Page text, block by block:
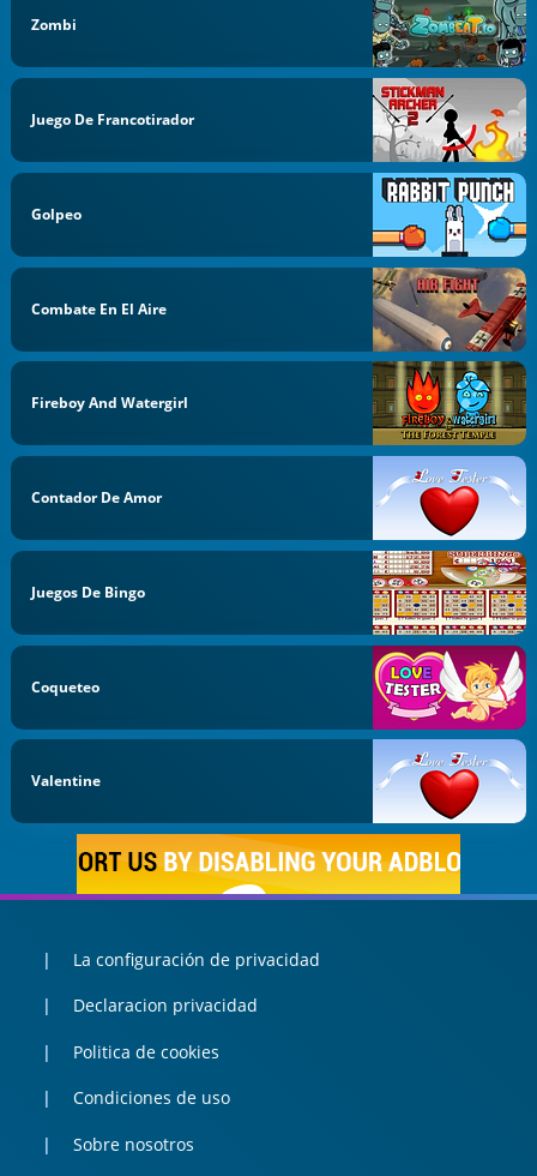
Zombi
Juego De Francotirador
Golpeo
Combate En El Aire
Fireboy And Watergirl
Contador De Amor
Juegos De Bingo
Coqueteo
Valentine
La configuración de privacidad
Declaracion privacidad
Politica de cookies
Condiciones de uso
Sobre nosotros